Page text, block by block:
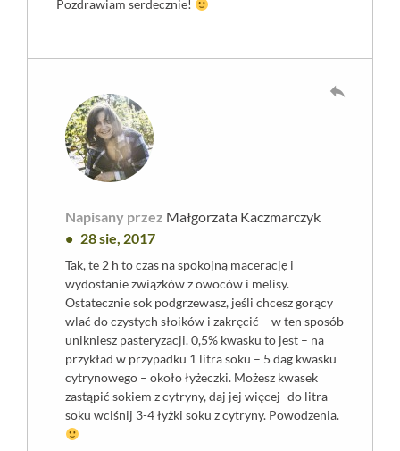
Pozdrawiam serdecznie!
Napisany przez Małgorzata Kaczmarczyk
28 sie, 2017
Tak, te 2 h to czas na spokojną macerację i
wydostanie związków z owoców i melisy.
Ostatecznie sok podgrzewasz, jeśli chcesz gorący
wlać do czystych słoików i zakręcić – w ten sposób
unikniesz pasteryzacji. 0,5% kwasku to jest – na
przykład w przypadku 1 litra soku – 5 dag kwasku
cytrynowego – około łyżeczki. Możesz kwasek
zastąpić sokiem z cytryny, daj jej więcej -do litra
soku wciśnij 3-4 łyżki soku z cytryny. Powodzenia.
reply